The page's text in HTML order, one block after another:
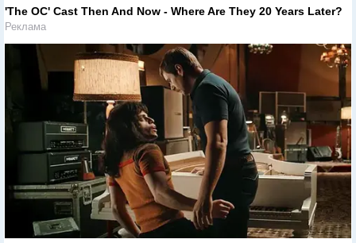
'The OC' Cast Then And Now - Where Are They 20 Years Later?
Реклама